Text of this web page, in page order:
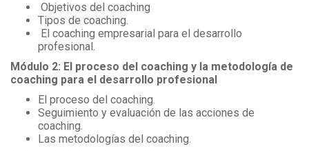
Objetivos del coaching
Tipos de coaching.
El coaching empresarial para el desarrollo
profesional.
Módulo 2: El proceso del coaching y la metodología de
coaching para el desarrollo profesional
El proceso del coaching.
Seguimiento y evaluación de las acciones de
coaching.
Las metodologías del coaching.